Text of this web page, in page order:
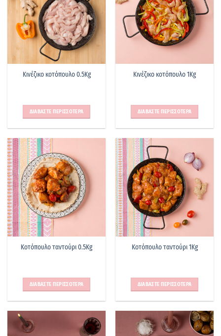
Κινέζικο κοτόπουλο 0.5Kg
ΔΙΑΒΑΣΤΕ ΠΕΡΙΣΣΟΤΕΡΑ
Κινέζικο κοτόπουλο 1Kg
ΔΙΑΒΑΣΤΕ ΠΕΡΙΣΣΟΤΕΡΑ
Κοτόπουλο ταντούρι 0.5Kg
ΔΙΑΒΑΣΤΕ ΠΕΡΙΣΣΟΤΕΡΑ
Κοτόπουλο ταντούρι 1Kg
ΔΙΑΒΑΣΤΕ ΠΕΡΙΣΣΟΤΕΡΑ